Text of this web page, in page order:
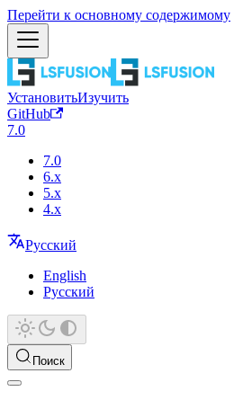
Перейти к основному содержимому
УстановитьИзучить
GitHub
7.0
7.0
6.x
5.x
4.x
Русский
English
Русский
Поиск